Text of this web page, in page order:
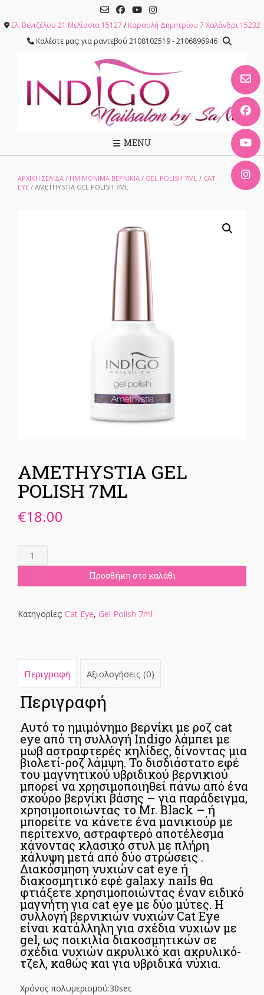
content
Ελ. Βενιζέλου 21 Μελίσσια 15127 / Καραολή Δημητρίου 7 Χαλάνδρι 15232
Καλέστε μας: για ραντεβού 2108102519 - 2106896946
MENU
ΑΡΧΙΚΉ ΣΕΛΊΔΑ / ΗΜΙΜΟΝΙΜΑ ΒΕΡΝΙΚΙΑ / GEL POLISH 7ML / CAT
EYE / AMETHYSTIA GEL POLISH 7ML
AMETHYSTIA GEL
POLISH 7ML
€18.00
AMETHYSTIA
GEL
7ML
Προσθήκη στο καλάθι
Κατηγορίες: Cat Eye, Gel Polish 7ml
Περιγραφή Αξιολογήσεις (0)
Περιγραφή
Αυτό το ημιμόνημο βερνίκι με ροζ cat
eye από τη συλλογή Indigo λάμπει με
μωβ αστραφτερές κηλίδες, δίνοντας μια
βιολετί-ροζ λάμψη. Το δισδιάστατο εφέ
του μαγνητικού υβριδικού βερνικιού
μπορεί να χρησιμοποιηθεί πάνω από ένα
σκούρο βερνίκι βάσης – για παράδειγμα,
χρησιμοποιώντας το Mr. Black – ή
μπορείτε να κάνετε ένα μανικιούρ με
περίτεχνο, αστραφτερό αποτέλεσμα
κάνοντας κλασικό στυλ με πλήρη
κάλυψη μετά από δύο στρώσεις .
Διακόσμηση νυχιών cat eye ή
διακοσμητικό εφέ galaxy nails θα
φτιάξετε χρησιμοποιώντας έναν ειδικό
μαγνήτη για cat eye με δύο μύτες. Η
συλλογή βερνικιών νυχιών Cat Eye
είναι κατάλληλη για σχέδια νυχιών με
gel, ως ποικιλία διακοσμητικών σε
σχέδια νυχιών ακρυλικό και ακρυλικό-
τζελ, καθώς και για υβριδικά νύχια.
Χρόνος πολυμερισμού:30sec